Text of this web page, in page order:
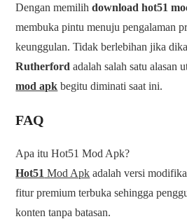
Dengan memilihdownload hot51
membuka pintu menuju pengalaman
keunggulan. Tidak berlebihan jika
Rutherford adalah salah satu alasan
mod apk begitu diminati saat ini.
FAQ
Apa itu Hot51 Mod Apk?
Hot51 Mod Apk adalah versi
fitur premium terbuka sehingga
konten tanpa batasan.